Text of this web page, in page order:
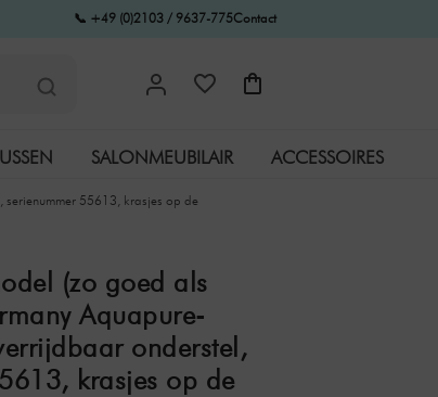
📞 +49 (0)2103 / 9637-775Contact
SALONMEUBILAIR ACCESSOIRES
serienummer 55613, krasjes op de
(zo goed als
Aquapure-
onderstel,
krasjes op de